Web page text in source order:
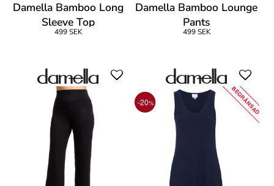
Damella Bamboo Long
Sleeve Top
499 SEK
Damella Bamboo Lounge
Pants
499 SEK
-20% BEGRÄNSAD